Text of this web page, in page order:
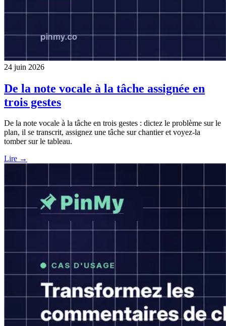
24 juin 2026
De la note vocale à la tâche assignée en
trois gestes
De la note vocale à la tâche en trois gestes : dictez le problème sur le
plan, il se transcrit, assignez une tâche sur chantier et voyez-la
tomber sur le tableau.
Lire →